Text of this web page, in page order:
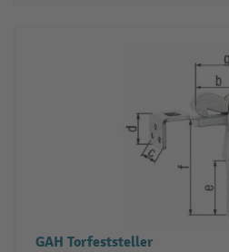
GAH Torfeststeller